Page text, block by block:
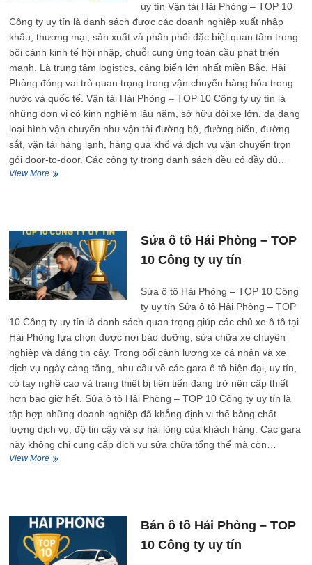
uy tín Vận tải Hải Phòng – TOP 10
Công ty uy tín là danh sách được các doanh nghiệp xuất nhập
khẩu, thương mại, sản xuất và phân phối đặc biệt quan tâm trong
bối cảnh kinh tế hội nhập, chuỗi cung ứng toàn cầu phát triển
mạnh. Là trung tâm logistics, cảng biển lớn nhất miền Bắc, Hải
Phòng đóng vai trò quan trọng trong vận chuyển hàng hóa trong
nước và quốc tế. Vận tải Hải Phòng – TOP 10 Công ty uy tín là
những đơn vị có kinh nghiệm lâu năm, sở hữu đội xe lớn, đa dạng
loại hình vận chuyển như vận tải đường bộ, đường biển, đường
sắt, vận tải hàng lạnh, hàng quá khổ và dịch vụ vận chuyển trọn
gói door-to-door. Các công ty trong danh sách đều có đầy đủ…
View MoreVận
TOP
10
Công
ty
uy
tín
Sửa ô tô Hải Phòng – TOP
10 Công ty uy tín
Sửa ô tô Hải Phòng – TOP 10 Công
ty uy tín Sửa ô tô Hải Phòng – TOP
10 Công ty uy tín là danh sách quan trọng giúp các chủ xe ô tô tại
Hải Phòng lựa chọn được nơi bảo dưỡng, sửa chữa xe chuyên
nghiệp và đáng tin cậy. Trong bối cảnh lượng xe cá nhân và xe
dịch vụ ngày càng tăng, nhu cầu về các gara ô tô hiện đại, uy tín,
có tay nghề cao và trang thiết bị tiên tiến đang trở nên cấp thiết
hơn bao giờ hết. Sửa ô tô Hải Phòng – TOP 10 Công ty uy tín là
tập hợp những doanh nghiệp đã khẳng định vị thế bằng chất
lượng dịch vụ, độ tin cậy và sự hài lòng của khách hàng. Các gara
này không chỉ cung cấp dịch vụ sửa chữa tổng thể mà còn…
View MoreSửa
–
TOP
10
Công
Bán ô tô Hải Phòng – TOP
10 Công ty uy tín